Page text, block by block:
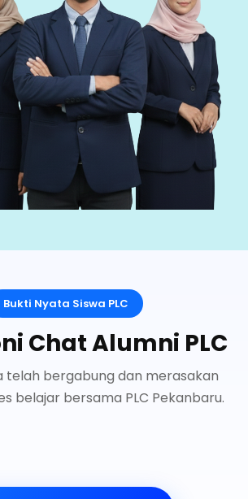
Bukti Nyata Siswa PLC
Chat Alumni PLC
telah bergabung dan merasakan
belajar bersama PLC Pekanbaru.